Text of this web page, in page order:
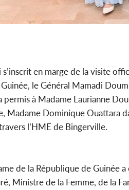
en marge de la visite
le Général Mamadi
permis à Madame Laurianne
Madame Dominique Ouattara
l’HME de Bingerville.
de la République de Guinée
Ministre de la Femme, de la